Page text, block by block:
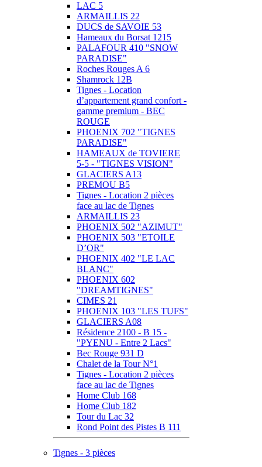
LAC 5
ARMAILLIS 22
DUCS de SAVOIE 53
Hameaux du Borsat 1215
PALAFOUR 410 "SNOW
PARADISE"
Roches Rouges A 6
Shamrock 12B
Tignes - Location
d’appartement grand confort -
gamme premium - BEC
ROUGE
PHOENIX 702 "TIGNES
PARADISE"
HAMEAUX de TOVIERE
5-5 - "TIGNES VISION"
GLACIERS A13
PREMOU B5
Tignes - Location 2 pièces
face au lac de Tignes
ARMAILLIS 23
PHOENIX 502 "AZIMUT"
PHOENIX 503 "ETOILE
D’OR"
PHOENIX 402 "LE LAC
BLANC"
PHOENIX 602
"DREAMTIGNES"
CIMES 21
PHOENIX 103 "LES TUFS"
GLACIERS A08
Résidence 2100 - B 15 -
"PYENU - Entre 2 Lacs"
Bec Rouge 931 D
Chalet de la Tour N°1
Tignes - Location 2 pièces
face au lac de Tignes
Home Club 168
Home Club 182
Tour du Lac 32
Rond Point des Pistes B 111
Tignes - 3 pièces